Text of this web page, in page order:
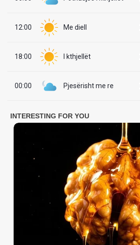
12:00 Me diell
18:00 I kthjellët
00:00 Pjesërisht me re